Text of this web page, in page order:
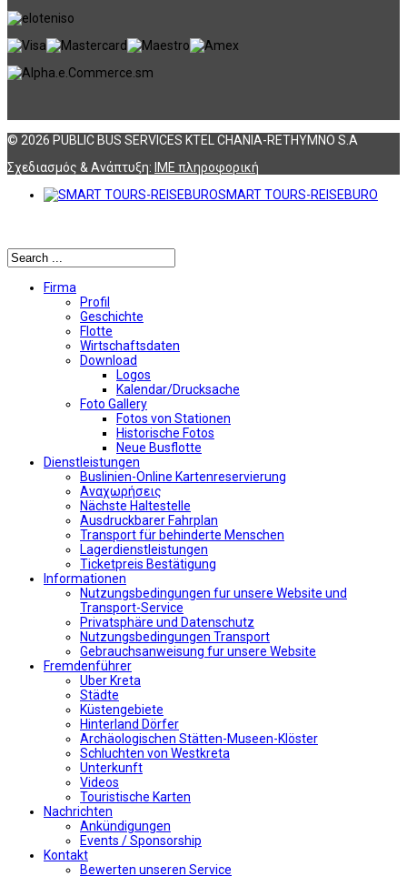
© 2026 PUBLIC BUS SERVICES KTEL CHANIA-RETHYMNO S.A
Σχεδιασμός & Ανάπτυξη: ΙΜΕ πληροφορική
SMART TOURS-REISEBURO
Firma
Profil
Geschichte
Flotte
Wirtschaftsdaten
Download
Logos
Kalendar/Drucksache
Foto Gallery
Fotos von Stationen
Historische Fotos
Neue Busflotte
Dienstleistungen
Buslinien-Online Kartenreservierung
Αναχωρήσεις
Nächste Haltestelle
Αusdruckbarer Fahrplan
Transport für behinderte Menschen
Lagerdienstleistungen
Ticketpreis Bestätigung
Informationen
Nutzungsbedingungen fur unsere Website und
Transport-Service
Privatsphäre und Datenschutz
Nutzungsbedingungen Transport
Gebrauchsanweisung fur unsere Website
Fremdenführer
Uber Kreta
Städte
Küstengebiete
Hinterland Dörfer
Archäologischen Stätten-Museen-Klöster
Schluchten von Westkreta
Unterkunft
Videos
Touristische Karten
Nachrichten
Ankündigungen
Events / Sponsorship
Kontakt
Bewerten unseren Service